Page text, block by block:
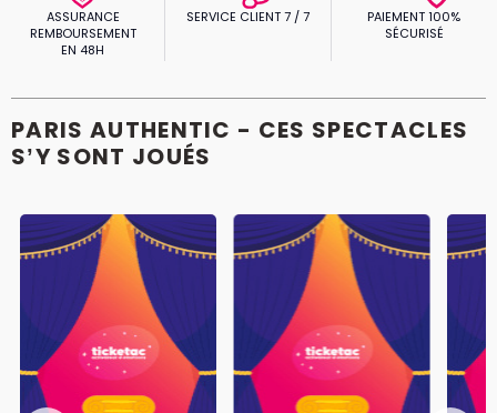
ASSURANCE
REMBOURSEMENT
EN 48H
SERVICE CLIENT 7 / 7
PAIEMENT 100%
SÉCURISÉ
PARIS AUTHENTIC - CES SPECTACLES
S’Y SONT JOUÉS